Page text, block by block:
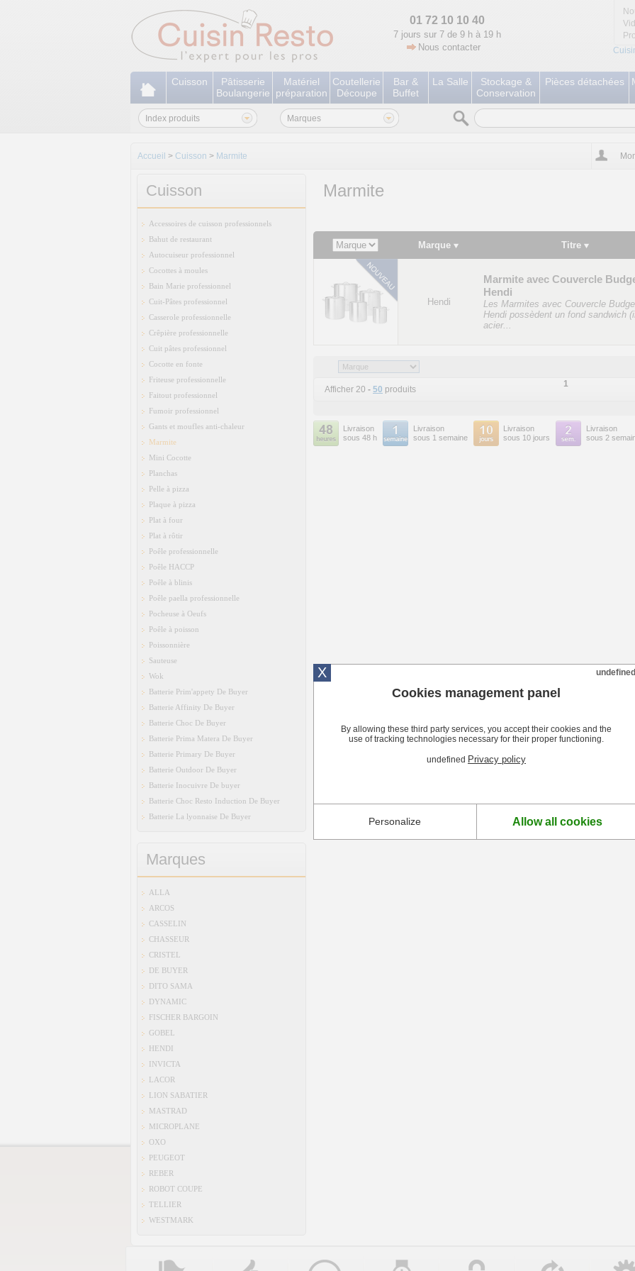
01 72 10 10 40
7 jours sur 7 de 9 h à 19 h
Nous contacter
Cuisson
Pâtisserie
Boulangerie
Matériel
préparation
Coutellerie
Découpe
Bar &
Buffet
La Salle
Stockage &
Conservation
Pièces détachées
Marques
Index produits
Accueil > Cuisson > Marmite
Cuisson
Accessoires de cuisson professionnels
Bahut de restaurant
Autocuiseur professionnel
Cocottes à moules
Bain Marie professionnel
Cuit-Pâtes professionnel
Casserole professionnelle
Crêpière professionnelle
Cuit pâtes professionnel
Cocotte en fonte
Friteuse professionnelle
Faitout professionnel
Fumoir professionnel
Gants et moufles anti-chaleur
Marmite
Mini Cocotte
Planchas
Pelle à pizza
Plaque à pizza
Plat à four
Plat à rôtir
Poêle professionnelle
Poêle HACCP
Poêle à blinis
Poêle paella professionnelle
Pocheuse à Oeufs
Poêle à poisson
Poissonnière
Sauteuse
Wok
Batterie Prim'appety De Buyer
Batterie Affinity De Buyer
Batterie Choc De Buyer
Batterie Prima Matera De Buyer
Batterie Primary De Buyer
Batterie Outdoor De Buyer
Batterie Inocuivre De buyer
Batterie Choc Resto Induction De Buyer
Batterie La lyonnaise De Buyer
Marques
ALLA
ARCOS
CASSELIN
CHASSEUR
CRISTEL
DE BUYER
DITO SAMA
DYNAMIC
FISCHER BARGOIN
GOBEL
HENDI
INVICTA
LACOR
LION SABATIER
MASTRAD
MICROPLANE
OXO
PEUGEOT
REBER
ROBOT COUPE
TELLIER
WESTMARK
Marmite
Marque Titre
Hendi
Marmite avec Couvercle
Hendi
Les Marmites avec Couvercle
Hendi possèdent un fond sandwich
acier...
Afficher 20 - 50 produits
1
Livraison
sous 48 h
Livraison
sous 1 semaine
Livraison
sous 10 jours
Livraison
sous 2
X undefined
Cookies management panel
By allowing these third party services, you accept their cookies and the
use of tracking technologies necessary for their proper functioning.
undefined Privacy policy
Personalize Allow all cookies